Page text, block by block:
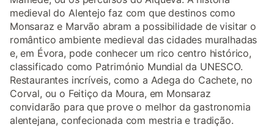
medieval do Alentejo faz com que destinos como
Monsaraz e Marvão abram a possibilidade de visitar o
romântico ambiente medieval das cidades muralhadas
e, em Évora, pode conhecer um rico centro histórico,
classificado como Património Mundial da UNESCO.
Restaurantes incríveis, como a Adega do Cachete, no
Corval, ou o Feitiço da Moura, em Monsaraz
convidarão para que prove o melhor da gastronomia
alentejana, confecionada com mestria e tradição.